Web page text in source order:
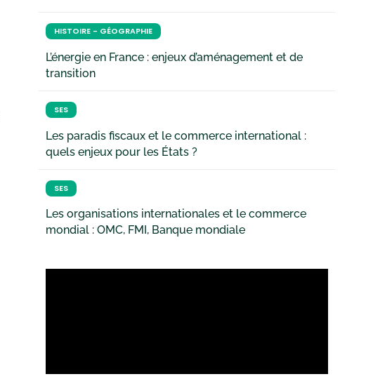
HISTOIRE - GÉOGRAPHIE
L’énergie en France : enjeux d’aménagement et de
transition
SES
Les paradis fiscaux et le commerce international :
quels enjeux pour les États ?
SES
Les organisations internationales et le commerce
mondial : OMC, FMI, Banque mondiale